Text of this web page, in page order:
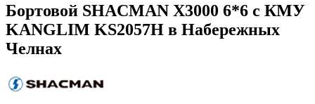
Бортовой SHACMAN X3000 6*6 с КМУ
KANGLIM KS2057H в Набережных
Челнах